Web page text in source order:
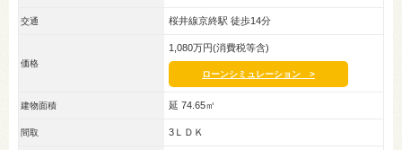
交通 桜井線京終駅 徒歩14分
価格
1,080万円(消費税等含)
ローンシミュレーション >
建物面積 延 74.65㎡
間取 3ＬＤＫ